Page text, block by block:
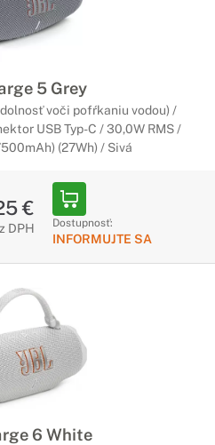
5 Grey
voči pofŕkaniu vodou) /
USB Typ-C / 30,0W RMS /
(27Wh) / Sivá
€
DPH Dostupnosť:
INFORMUJTE SA
6 White